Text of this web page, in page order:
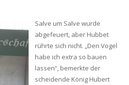
Salve um Salve wurde
abgefeuert, aber Hubbet
rührte sich nicht. „Den Vogel
habe ich extra so bauen
lassen“, bemerkte der
scheidende König Hubert